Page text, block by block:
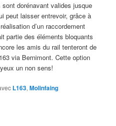
dorénavant valides jusque
peut laisser entrevoir, grâce à
d’un raccordement
partie des éléments bloquants
les amis du rail tenteront de
via Bernimont. Cette option
un non sens!
L163,Molinfaing